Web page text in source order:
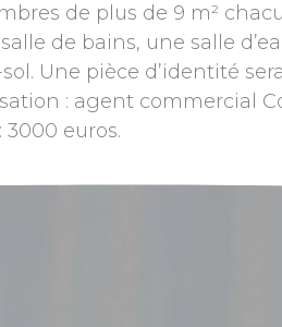
de plus de 9 m²
de bains, une salle
Une pièce d’identité
: agent commercial
euros.